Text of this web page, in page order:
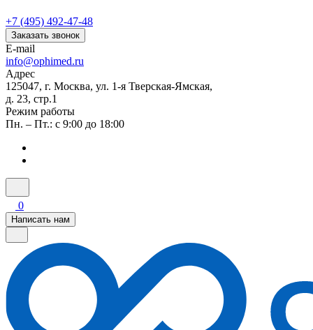
+7 (495) 492-47-48
Заказать звонок
E-mail
info@ophimed.ru
Адрес
125047, г. Москва, ул. 1-я Тверская-Ямская,
д. 23, стр.1
Режим работы
Пн. – Пт.: с 9:00 до 18:00
0
Написать нам